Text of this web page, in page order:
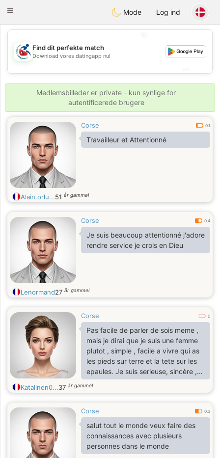
Handi Space
Toggle
Mode Log ind
💖
💕
Find dit perfekte match
Download vores datingapp nu!
Medlemsbilleder er private - kun synlige for
autentificerede brugere
Corse 0.1
Travailleur et Attentionné
Alain.orlu...51 år gammel
Corse 0.4
Je suis beaucoup attentionné j'adore
rendre service je crois en Dieu
Lenormand27 år gammel
Corse 0
Pas facile de parler de sois meme ,
mais je dirai que je suis une femme
plutot , simple , facile a vivre qui as
les pieds sur terre et la tete sur les
epaules. Je suis serieuse, sincère ,
honnete , gentille avec grand coeur .
Katalinen0...37 år gammel
Corse 0.3
salut tout le monde veux faire des
connaissances avec plusieurs
personnes dans le monde